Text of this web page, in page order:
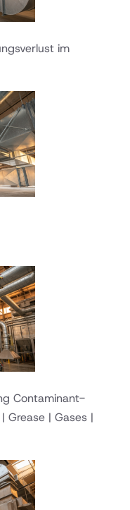
im
Contaminant-
Grease | Gases |